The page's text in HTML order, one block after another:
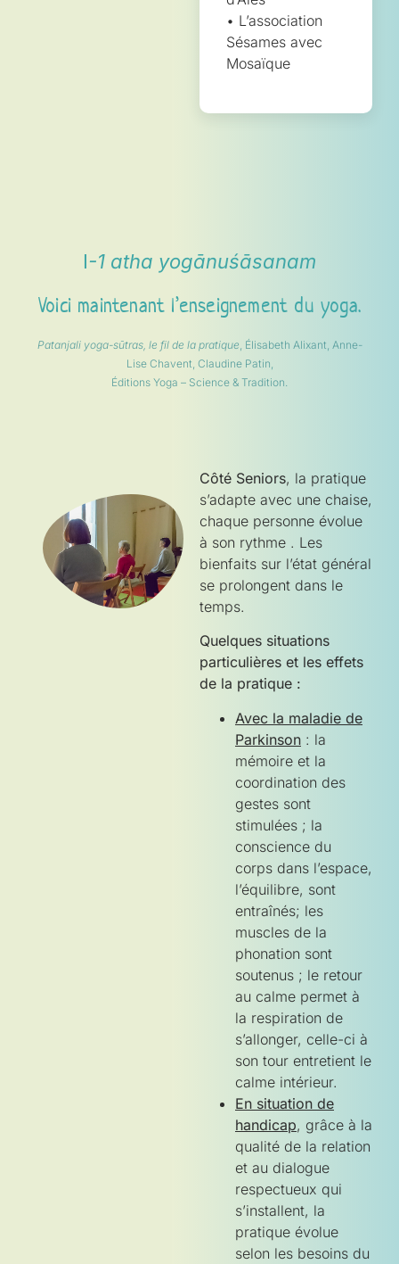
• L’association
Sésames avec
Mosaïque
I-1 atha yogānuśāsanam
Voici maintenant l’enseignement du yoga.
Patanjali yoga-sūtras, le fil de la pratique, Élisabeth Alixant, Anne-
Lise Chavent, Claudine Patin,
Éditions Yoga – Science & Tradition.
Côté Seniors, la pratique
s’adapte avec une chaise,
chaque personne évolue
à son rythme . Les
bienfaits sur l’état général
se prolongent dans le
temps.
Quelques situations
particulières et les effets
de la pratique :
Avec la maladie de
Parkinson : la
mémoire et la
coordination des
gestes sont
stimulées ; la
conscience du
corps dans l’espace,
l’équilibre, sont
entraînés; les
muscles de la
phonation sont
soutenus ; le retour
au calme permet à
la respiration de
s’allonger, celle-ci à
son tour entretient le
calme intérieur.
En situation de
handicap, grâce à la
qualité de la relation
et au dialogue
respectueux qui
s’installent, la
pratique évolue
selon les besoins du